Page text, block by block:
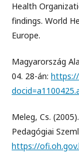
Health
findings. World
Europe.
Magyarország
04. 28-án:
Meleg, Cs.
Pedagógiai
https://